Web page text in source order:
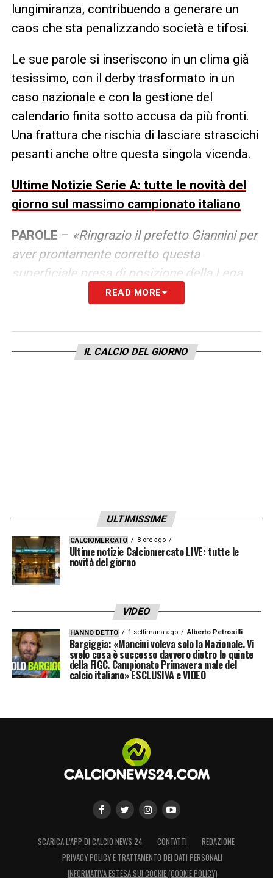
lungimiranza, contribuendo a generare un
caos che sta penalizzando società e tifosi.
Le sue parole si inseriscono in un clima già
tesissimo, con il derby trasformato in un
caso nazionale e con la gestione del
calendario finita sotto accusa da più fronti.
Una frattura che rischia di lasciare strascichi
pesanti anche oltre questa singola vicenda.
Ultime Notizie Serie A: tutte le novità del
giorno sul massimo campionato italiano
PAROLE – «Ringrazio il prefetto Giannini per
aver prontamente corretto questa
superficiale presa di posizione della Lega
calcio, che mi auguro in futuro sappia
Penso tutto il male possibile della Lega.
Dimostra tutto il suo egoismo e la sua
READ MORE
IL CALCIO DEL GIORNO
ULTIMISSIME
CALCIOMERCATO 8 ore ago
Ultime notizie Calciomercato LIVE: tutte le
novità del giorno
VIDEO
HANNO DETTO 1 settimana ago Alberto Petrosilli
Bargiggia: «Mancini voleva solo la Nazionale. Vi
svelo cosa è successo davvero dietro le quinte
della FIGC. Campionato Primavera male del
calcio italiano» ESCLUSIVA e VIDEO
SCARICA L’APP DI CALCIO NEWS 24 CONTATTI
REDAZIONE
PRIVACY POLICY E TRATTAMENTO DEI DATI PERSONALI
INFORMATIVA ESTESA SUI COOKIE (COOKIE POLICY)